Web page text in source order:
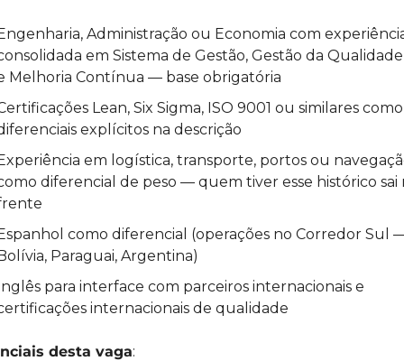
Administração ou Economia com
em Sistema de Gestão, Gestão da
Melhoria Contínua — base obrigatória
Lean, Six Sigma, ISO 9001 ou similares como
explícitos na descrição
em logística, transporte, portos ou
diferencial de peso — quem tiver esse histórico sai
como diferencial (operações no Corredor Sul
Paraguai, Argentina)
para interface com parceiros internacionais e
internacionais de qualidade
desta vaga: